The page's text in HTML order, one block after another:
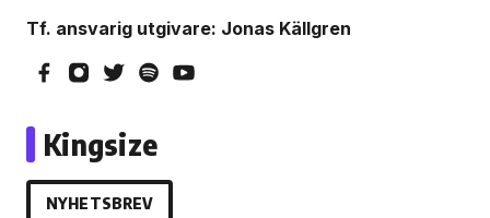
Tf. ansvarig utgivare: Jonas Källgren
Kingsize
NYHETSBREV